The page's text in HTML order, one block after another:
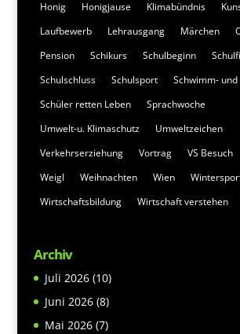
Honig Honigjause Klimabündnis
Laufbewerb
Lehrausgang Märchen
Pension
Schikurs Schulbeginn
Schulschluss
Schulsport
Schwimm-
Schüler retten Leben
Sprachwoche
Umwelt-u. Klimaschutz
Umweltzeichen
Verkehrserziehung
Vortrag VS Besuch
Weigl
Weihnachten Wien
Wirtschaftsbildung
Wirtschaft verstehen
Archiv
Juli 2026(10)
Juni 2026(8)
Mai 2026(7)